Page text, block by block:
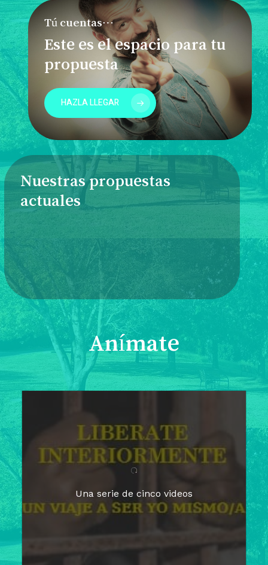
Tú cuentas…
Este es el espacio para tu
propuesta
HAZLA LLEGAR
Nuestras propuestas
actuales
Anímate
Una serie de cinco videos
Para un tiempo de
Cuaresma
El camino hacia la libertad
Barreras de la libertad interior
Fortaleciendo mi libertad